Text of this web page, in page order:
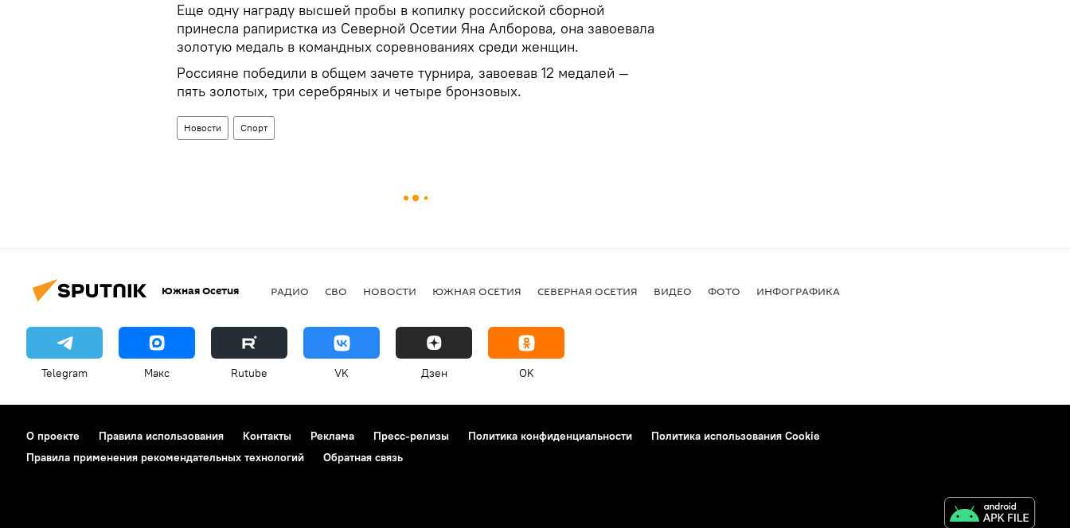
Еще одну награду высшей пробы в копилку российской сборной
принесла рапиристка из Северной Осетии Яна Алборова, она завоевала
золотую медаль в командных соревнованиях среди женщин.
Россияне победили в общем зачете турнира, завоевав 12 медалей —
пять золотых, три серебряных и четыре бронзовых.
Новости Спорт
Южная Осетия РАДИО СВО НОВОСТИ ЮЖНАЯ ОСЕТИЯ СЕВЕРНАЯ ОСЕТИЯ ВИДЕО ФОТО ИНФОГРАФИКА
Telegram Макс Rutube VK Дзен OK
О проекте Правила использования Контакты Реклама Пресс-релизы Политика конфиденциальности
Политика использования Cookie
Правила применения рекомендательных технологий
Обратная связь